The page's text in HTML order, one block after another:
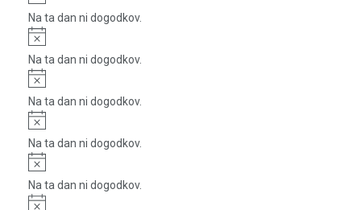
Na ta dan ni dogodkov.
Notice
Na ta dan ni dogodkov.
Notice
Na ta dan ni dogodkov.
Notice
Na ta dan ni dogodkov.
Notice
Na ta dan ni dogodkov.
Notice